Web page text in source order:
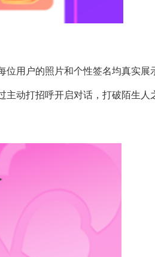
用户的照片和个性签名均真实展
主动打招呼开启对话，打破陌生人